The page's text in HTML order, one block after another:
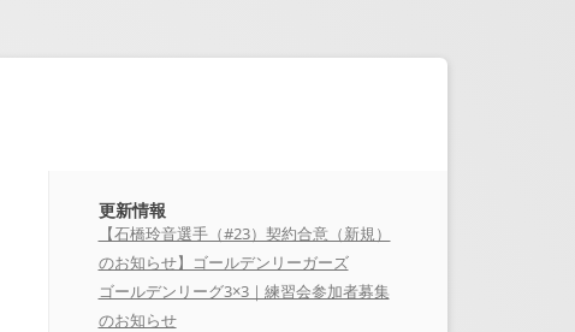
更新情報
【石橋玲音選手（#23）契約合意（新規）
のお知らせ】ゴールデンリーガーズ
ゴールデンリーグ3×3｜練習会参加者募集
のお知らせ